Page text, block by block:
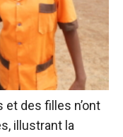
et des filles n’ont
illustrant la